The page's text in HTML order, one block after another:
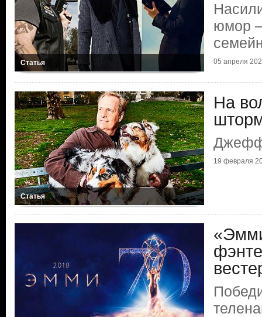
Статья
юмор
05 апреля
Статья
На
19 февраля